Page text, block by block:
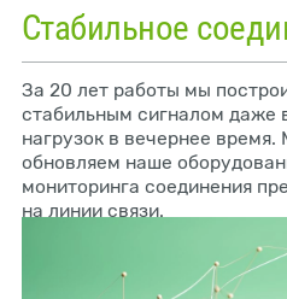
Стабильное
За 20 лет работы мы
стабильным сигналом даже
нагрузок в вечернее время.
обновляем наше
мониторинга соединения
на линии связи.